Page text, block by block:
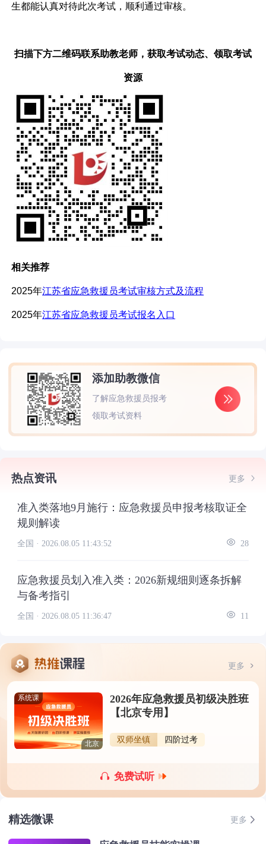
生都能认真对待此次考试，顺利通过审核。
扫描下方二维码联系助教老师，获取考试动态、领取考试
资源
相关推荐
2025年江苏省应急救援员考试审核方式及流程
2025年江苏省应急救援员考试报名入口
添加助教微信
了解应急救援员报考
领取考试资料
热点资讯 更多
准入类落地9月施行：应急救援员申报考核取证全
规则解读
全国 · 2026.08.05 11:43:52 28
应急救援员划入准入类：2026新规细则逐条拆解
与备考指引
全国 · 2026.08.05 11:36:47 11
更多
系统课
北京
2026年应急救援员初级决胜班
【北京专用】
双师坐镇 四阶过考
免费试听
精选微课 更多